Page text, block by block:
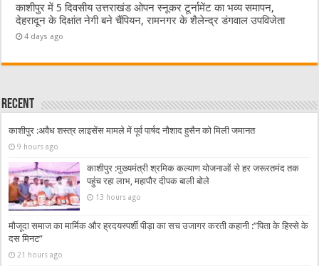
काशीपुर में 5 दिवसीय उत्तराखंड ओपन स्नूकर टूर्नामेंट का भव्य समापन,
देहरादून के दिक्षांत नेगी बने चैंपियन, रामनगर के शैलेन्द्र डंगवाल उपविजेता
4 days ago
Recent
काशीपुर :अवैध शस्त्र लाइसेंस मामले में पूर्व पार्षद नौशाद हुसैन को मिली जमानत
9 hours ago
काशीपुर :मुख्यमंत्री श्रमिक कल्याण योजनाओं से हर जरूरतमंद तक
पहुंच रहा लाभ, महापौर दीपक बाली बोले
13 hours ago
मौजूदा समाज का मार्मिक और ह्रदयस्पर्शी पीड़ा का सच उजागर करती कहानी :”पिता के हिस्से के
दस मिनट”
21 hours ago